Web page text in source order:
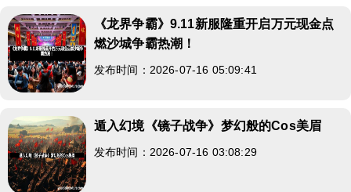
《龙界争霸》9.11新服隆重开启万元现金点
燃沙城争霸热潮！
发布时间：2026-07-16 05:09:41
遁入幻境《镜子战争》梦幻般的Cos美眉
发布时间：2026-07-16 03:08:29